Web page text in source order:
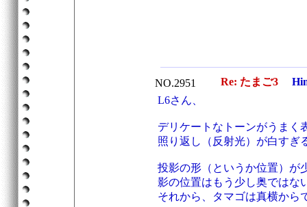
NO.2951 Re: たまご3
L6さん、
デリケートなトーンがうまく
照り返し（反射光）が白すぎ
投影の形（というか位置）が
影の位置はもう少し奥ではな
それから、タマゴは真横から